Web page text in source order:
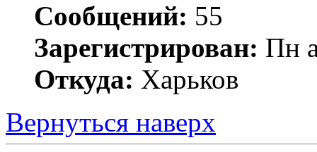
Сообщений: 55
Зарегистрирован: Пн
Откуда: Харьков
Вернуться наверх